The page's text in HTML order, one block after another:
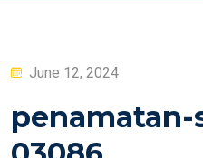
Posted
June 12, 2024
penamatan-